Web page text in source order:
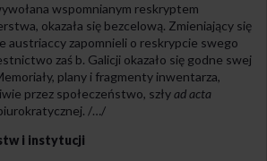
wspomnianym reskryptem
okazała się bezcelową. Zmieniający się
austriaccy zapomnieli o reskrypcie swego
zaś b. Galicji okazało się godne swej
plany i fragmenty inwentarza,
przez społeczeństwo, szłyad acta
/…/
i instytucji